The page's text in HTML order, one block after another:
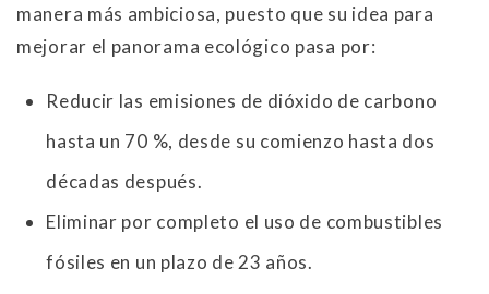
manera más ambiciosa, puesto que su idea para
mejorar el panorama ecológico pasa por:
Reducir las emisiones de dióxido de carbono
hasta un 70 %, desde su comienzo hasta dos
décadas después.
Eliminar por completo el uso de combustibles
fósiles en un plazo de 23 años.